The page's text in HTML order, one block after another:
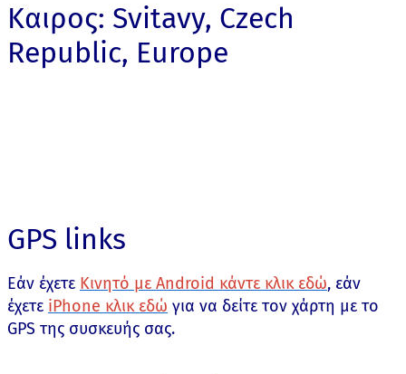
Καιρος: Svitavy, Czech
Republic, Europe
GPS links
Εάν έχετε Κινητό με Android κάντε κλικ εδώ, εάν
έχετε iPhone κλικ εδώ για να δείτε τον χάρτη με το
GPS της συσκευής σας.